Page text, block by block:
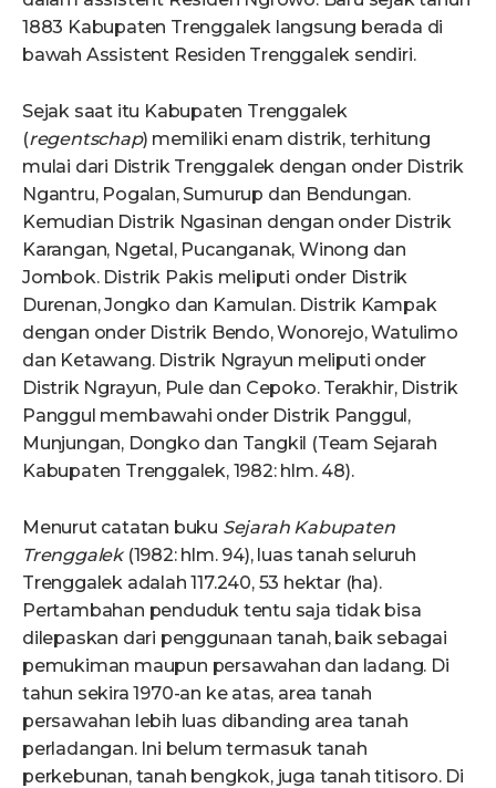
1883 Kabupaten Trenggalek langsung berada di
bawah Assistent Residen Trenggalek sendiri.
Sejak saat itu Kabupaten Trenggalek
(regentschap) memiliki enam distrik, terhitung
mulai dari Distrik Trenggalek dengan onder Distrik
Ngantru, Pogalan, Sumurup dan Bendungan.
Kemudian Distrik Ngasinan dengan onder Distrik
Karangan, Ngetal, Pucanganak, Winong dan
Jombok. Distrik Pakis meliputi onder Distrik
Durenan, Jongko dan Kamulan. Distrik Kampak
dengan onder Distrik Bendo, Wonorejo, Watulimo
dan Ketawang. Distrik Ngrayun meliputi onder
Distrik Ngrayun, Pule dan Cepoko. Terakhir, Distrik
Panggul membawahi onder Distrik Panggul,
Munjungan, Dongko dan Tangkil (Team Sejarah
Kabupaten Trenggalek, 1982: hlm. 48).
Menurut catatan buku Sejarah Kabupaten
Trenggalek(1982: hlm. 94), luas tanah seluruh
Trenggalek adalah 117.240, 53 hektar (ha).
Pertambahan penduduk tentu saja tidak bisa
dilepaskan dari penggunaan tanah, baik sebagai
pemukiman maupun persawahan dan ladang. Di
tahun sekira 1970-an ke atas, area tanah
persawahan lebih luas dibanding area tanah
perladangan. Ini belum termasuk tanah
perkebunan, tanah bengkok, juga tanah titisoro. Di